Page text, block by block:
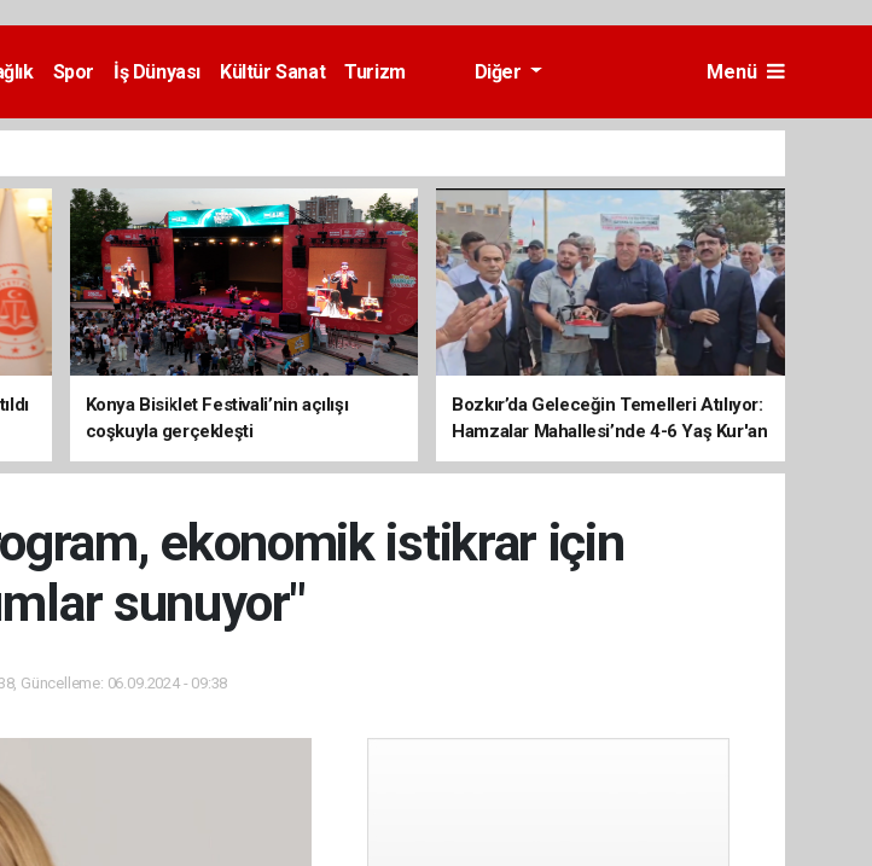
Spor İş Dünyası Kültür Sanat
Turizm
Diğer Menü
Konya Bisiklet Festivali’nin açılışı
coşkuyla gerçekleşti
Bozkır’da Geleceğin Temelleri Atılıyor:
Hamzalar Mahallesi’nde 4-6 Yaş Kur'an
Kursu İnşaatı Başladı
ekonomik istikrar için
sunuyor"
Güncelleme: 06.09.2024 - 09:38